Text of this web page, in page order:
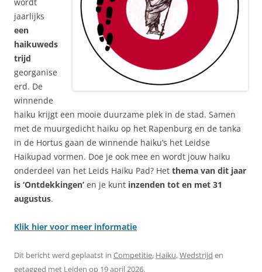
jaarlijks
een
haikuweds
trijd
georganise
erd. De
winnende
haiku krijgt een mooie duurzame plek in de stad. Samen
met de muurgedicht haiku op het Rapenburg en de tanka
in de Hortus gaan de winnende haiku’s het Leidse
Haikupad vormen. Doe je ook mee en wordt jouw haiku
onderdeel van het Leids Haiku Pad? Het thema van dit jaar
is ‘Ontdekkingen’ en je kunt inzenden tot en met 31
augustus.
Klik hier voor meer informatie
Dit bericht werd geplaatst in Competitie, Haiku,Wedstrijd en
getagged met Leiden op 19 april 2026.